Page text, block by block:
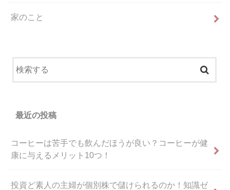
家のこと
最近の投稿
コーヒーは苦手でも飲んだほうが良い？コーヒーが健
康に与えるメリット10つ！
投資ど素人の主婦が個別株で儲けられるのか！知識ゼ